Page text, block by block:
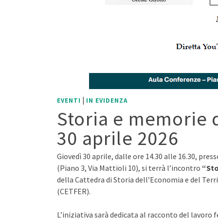
EVENTI | IN EVIDENZA
Storia e memorie
30 aprile 2026
Giovedì 30 aprile, dalle ore 14.30 alle 16.30,
(Piano 3, Via Mattioli 10), si terrà l’incontro
della Cattedra di Storia dell’Economia e del
(CETFER).
L’iniziativa sarà dedicata al racconto del